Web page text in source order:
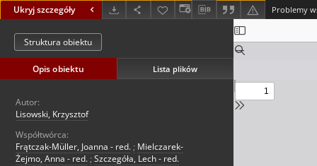
Ukryj szczegóły
Struktura obiektu
Opis obiektu Lista plików
Autor:
Lisowski, Krzysztof
Współtwórca:
Frątczak-Müller, Joanna - red. ; Mielczarek-
Żejmo, Anna - red. ; Szczegóła, Lech - red.